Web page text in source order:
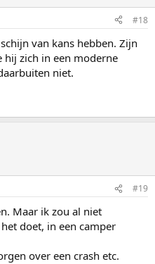
#18
van kans hebben. Zijn
hij zich in een moderne
niet.
#19
Maar ik zou al niet
doet, in een camper
over een crash etc.